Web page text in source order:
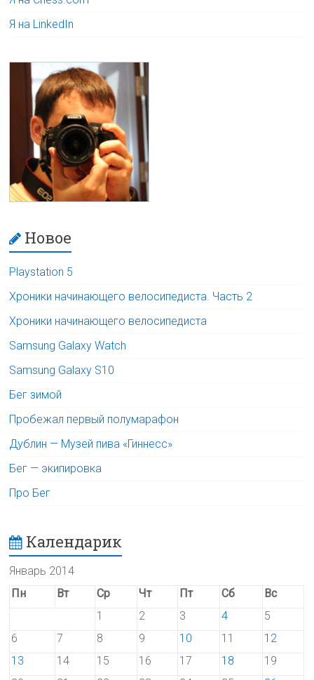
Я на LinkedIn
Новое
Playstation 5
Хроники начинающего велосипедиста. Часть 2
Хроники начинающего велосипедиста
Samsung Galaxy Watch
Samsung Galaxy S10
Бег зимой
Пробежал первый полумарафон
Дублин — Музей пива «Гиннесс»
Бег — экипировка
Про Бег
Календарик
Январь 2014
Пн
Вт Ср Чт Пт Сб
Вс
1
2 3 4
5
6
7 8 9 10 11
12
13
14 15 16 17 18
19